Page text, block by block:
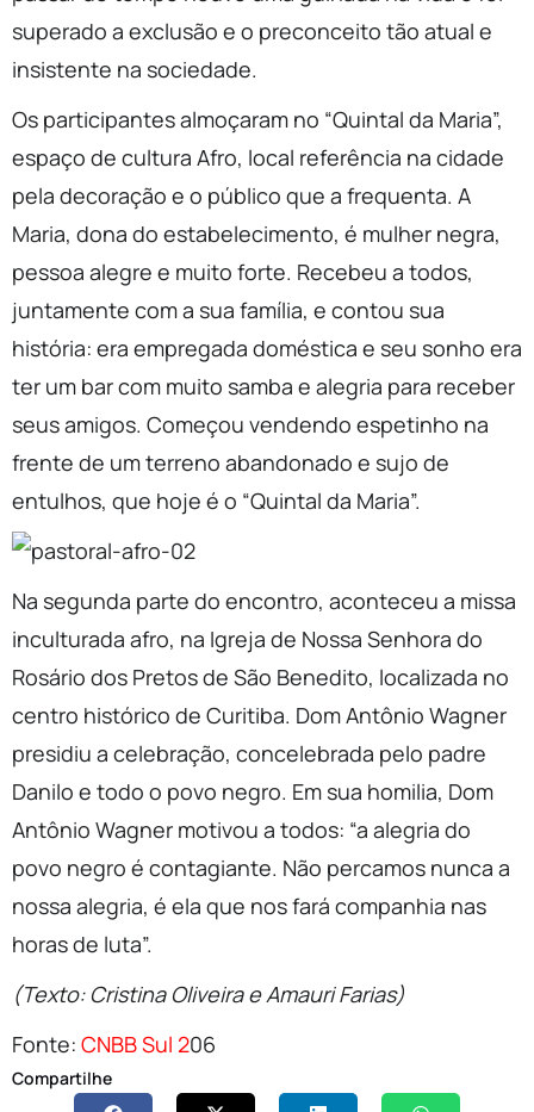
superado a exclusão e o preconceito tão atual e
insistente na sociedade.
Os participantes almoçaram no “Quintal da Maria”,
espaço de cultura Afro, local referência na cidade
pela decoração e o público que a frequenta. A
Maria, dona do estabelecimento, é mulher negra,
pessoa alegre e muito forte. Recebeu a todos,
juntamente com a sua família, e contou sua
história: era empregada doméstica e seu sonho era
ter um bar com muito samba e alegria para receber
seus amigos. Começou vendendo espetinho na
frente de um terreno abandonado e sujo de
entulhos, que hoje é o “Quintal da Maria”.
Na segunda parte do encontro, aconteceu a missa
inculturada afro, na Igreja de Nossa Senhora do
Rosário dos Pretos de São Benedito, localizada no
centro histórico de Curitiba. Dom Antônio Wagner
presidiu a celebração, concelebrada pelo padre
Danilo e todo o povo negro. Em sua homilia, Dom
Antônio Wagner motivou a todos: “a alegria do
povo negro é contagiante. Não percamos nunca a
nossa alegria, é ela que nos fará companhia nas
horas de luta”.
(Texto: Cristina Oliveira e Amauri Farias)
Fonte: CNBB Sul 206
Compartilhe